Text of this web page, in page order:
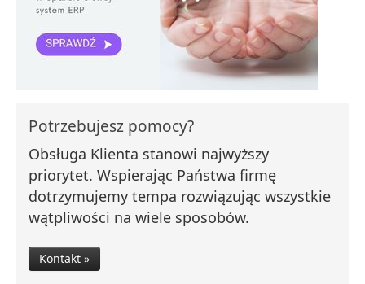
Potrzebujesz pomocy?
Obsługa Klienta stanowi najwyższy
priorytet. Wspierając Państwa firmę
dotrzymujemy tempa rozwiązując wszystkie
wątpliwości na wiele sposobów.
Kontakt »